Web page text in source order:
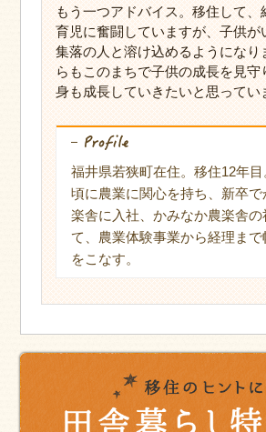
もう一つアドバイス。移住して、
育児に奮闘していますが、子供が
集落の人と溶け込めるようになり
らもこのまちで子供の成長を見守
身も成長していきたいと思ってい
福井県若狭町在住。移住12年
頃に農業に関心を持ち、新卒で
楽舎に入社、かみなか農楽舎の
て、農業体験事業から経理まで
をこなす。